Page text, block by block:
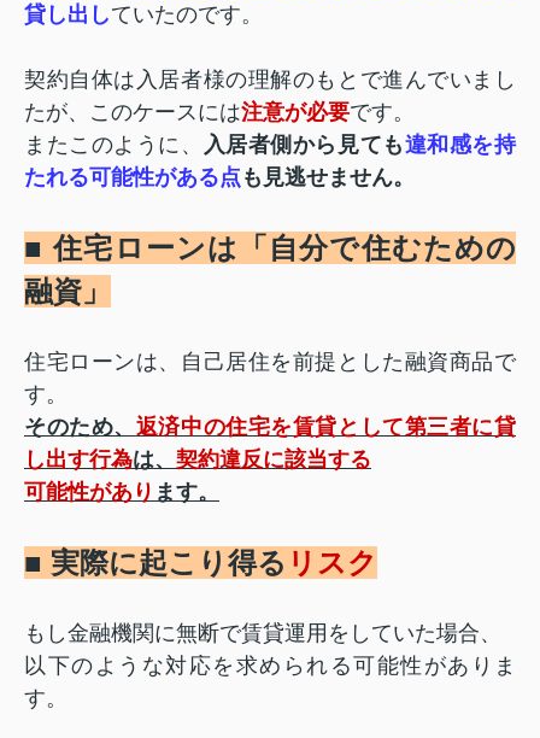
貸し出していたのです。
契約自体は入居者様の理解のもとで進んでいまし
たが、このケースには注意が必要です。
またこのように、
入居者側から見ても違和感を持
たれる可能性がある点 も見逃せません。
■ 住宅ローンは「自分で住むための
融資」
住宅ローンは、自己居住を前提とした融資商品で
す。
そのため、 返済中の住宅を賃貸として第三者に貸
し出す行為は、 契約違反に該当する
可能性があり ます。
■ 実際に起こり得る リスク
もし金融機関に無断で賃貸運用をしていた場合、
以下のような対応を求められる可能性がありま
す。